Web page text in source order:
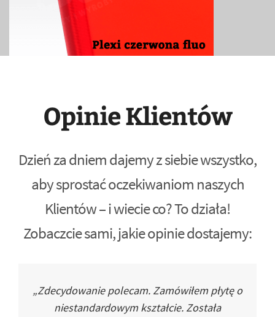
Opinie Klientów
Dzień za dniem dajemy z siebie wszystko,
aby sprostać oczekiwaniom naszych
Klientów – i wiecie co? To działa!
Zobaczcie sami, jakie opinie dostajemy:
„Zdecydowanie polecam. Zamówiłem płytę o
niestandardowym kształcie. Została